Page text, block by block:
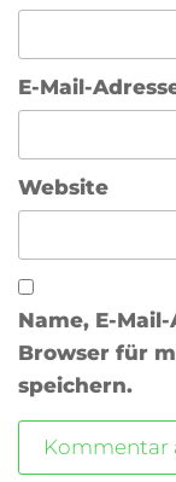
E-Mail-
Website
Name, E-
Browser für
speichern.